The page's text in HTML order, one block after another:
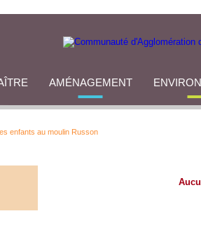
AMÉNAGEMENT
enfants au moulin Russon